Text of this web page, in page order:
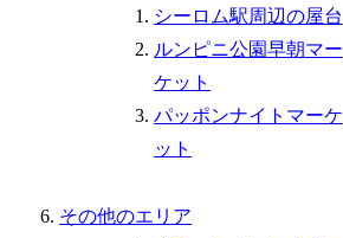
シーロム駅周辺の屋台
ルンピニ公園早朝マー
ケット
パッポンナイトマーケ
ット
その他のエリア